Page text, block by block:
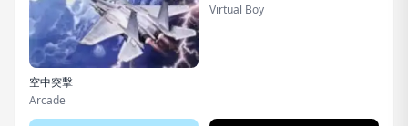
空中突擊
Arcade
Virtual Boy